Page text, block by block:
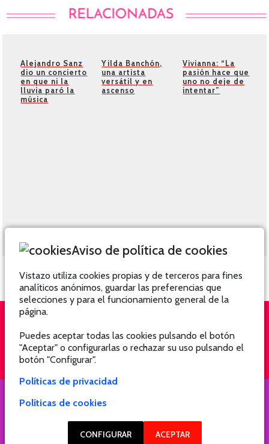
Alejandro Sanz
dio un concierto
en que ni la
lluvia paró la
música
Yilda Banchón,
una artista
versátil y en
ascenso
Vivianna: “La
pasión hace que
uno no deje de
intentar”
QUIÉNES SOMOS SUSCRÍBETE
Aviso de política de cookies
Vistazo utiliza cookies propias y de terceros para fines
analíticos anónimos, guardar las preferencias que
selecciones y para el funcionamiento general de la
página.
Puedes aceptar todas las cookies pulsando el botón
"Aceptar" o configurarlas o rechazar su uso pulsando el
botón "Configurar".
Políticas de privacidad
Políticas de cookies
CONFIGURAR ACEPTAR